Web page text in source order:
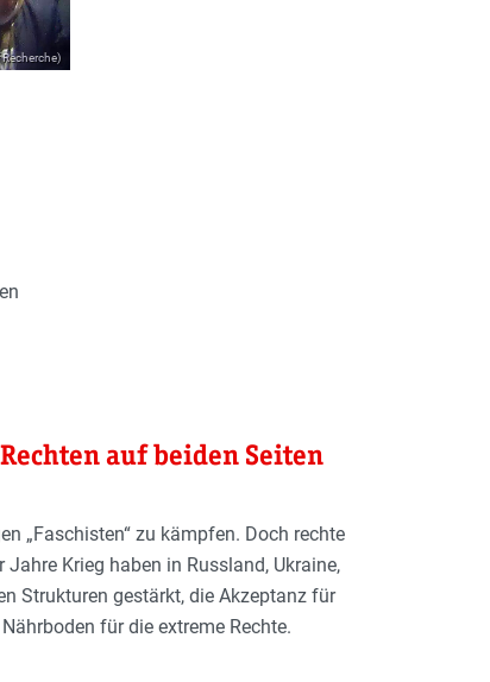
auf beiden Seiten
„Faschisten“ zu kämpfen. Doch rechte
Krieg haben in Russland, Ukraine,
Strukturen gestärkt, die Akzeptanz für
für die extreme Rechte.